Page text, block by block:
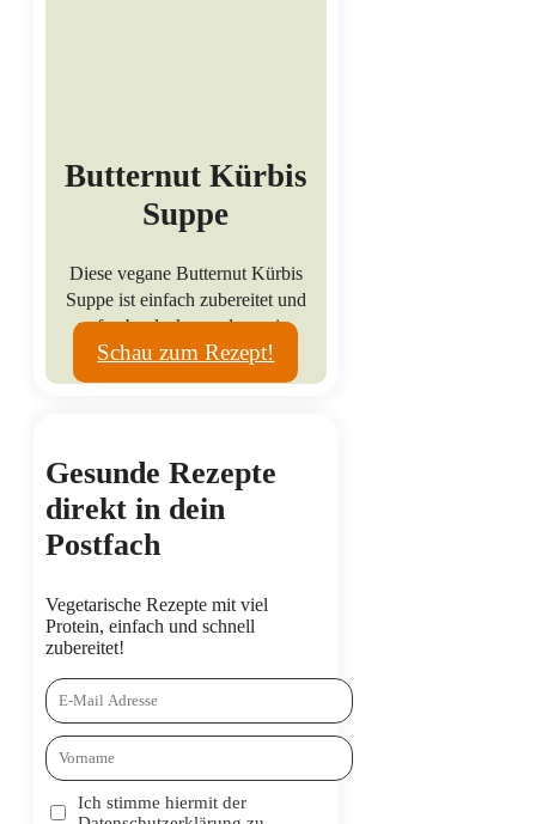
Butternut Kürbis
Suppe
Diese vegane Butternut Kürbis
Suppe ist einfach zubereitet und
unfassbar lecker und cremig.
Schau zum Rezept!
Gesunde Rezepte
direkt in dein
Postfach
Vegetarische Rezepte mit viel
Protein, einfach und schnell
zubereitet!
Ich stimme hiermit der